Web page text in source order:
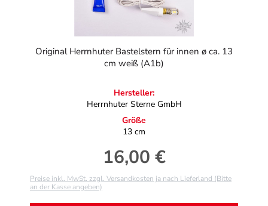
Original Herrnhuter Bastelstern für innen ø ca. 13
cm weiß (A1b)
Hersteller:
Herrnhuter Sterne GmbH
Größe
13 cm
Regulärer Preis:
16,00 €
Preise inkl. MwSt. zzgl. Versandkosten ja nach Lieferland (Bitte
an der Kasse angeben)